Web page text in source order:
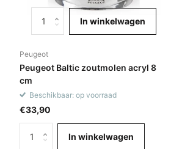
In winkelwagen
Peugeot
Peugeot Baltic zoutmolen acryl 8
cm
Beschikbaar: op voorraad
€33,90
In winkelwagen